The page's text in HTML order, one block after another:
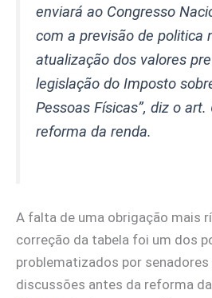
enviará ao Congresso
com a previsão de politica
atualização dos valores
legislação do Imposto
Pessoas Físicas”, diz o art.
reforma da renda.
A falta de uma obrigação mais
correção da tabela foi um dos
problematizados por senadores
discussões antes da reforma